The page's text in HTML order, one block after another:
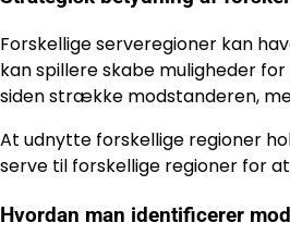
Forskellige serveregioner kan
kan spillere skabe muligheder
siden strække modstanderen,
At udnytte forskellige regioner
serve til forskellige regioner for
Hvordan man identificerer